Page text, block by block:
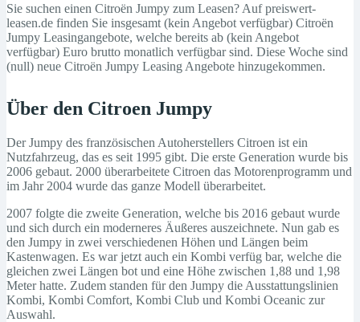
Sie suchen einen Citroën Jumpy zum Leasen? Auf preiswert-
leasen.de finden Sie insgesamt (kein Angebot verfügbar) Citroën
Jumpy Leasingangebote, welche bereits ab (kein Angebot
verfügbar) Euro brutto monatlich verfügbar sind. Diese Woche sind
(null) neue Citroën Jumpy Leasing Angebote hinzugekommen.
Über den Citroen Jumpy
Der Jumpy des französischen Autoherstellers Citroen ist ein
Nutzfahrzeug, das es seit 1995 gibt. Die erste Generation wurde bis
2006 gebaut. 2000 überarbeitete Citroen das Motorenprogramm und
im Jahr 2004 wurde das ganze Modell überarbeitet.
2007 folgte die zweite Generation, welche bis 2016 gebaut wurde
und sich durch ein moderneres Äußeres auszeichnete. Nun gab es
den Jumpy in zwei verschiedenen Höhen und Längen beim
Kastenwagen. Es war jetzt auch ein Kombi verfüg bar, welche die
gleichen zwei Längen bot und eine Höhe zwischen 1,88 und 1,98
Meter hatte. Zudem standen für den Jumpy die Ausstattungslinien
Kombi, Kombi Comfort, Kombi Club und Kombi Oceanic zur
Auswahl.